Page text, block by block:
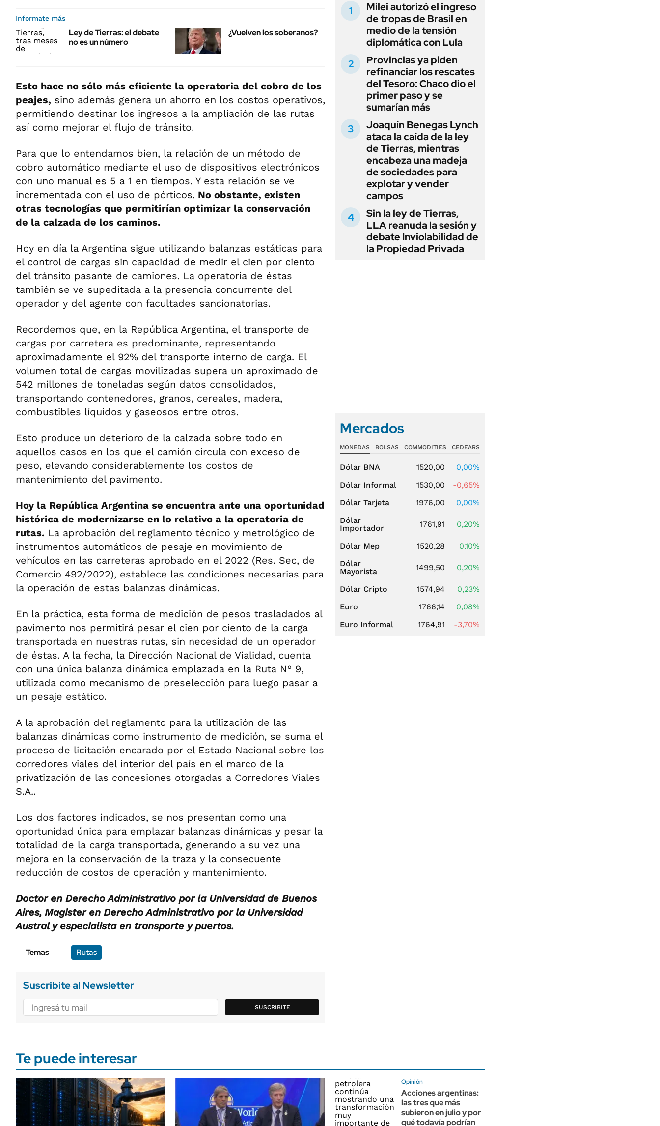
Informate más
Ley de Tierras: el debate
no es un número
¿Vuelven los soberanos?
Esto hace no sólo más eficiente la operatoria del cobro de los
peajes, sino además genera un ahorro en los costos operativos,
permitiendo destinar los ingresos a la ampliación de las rutas
así como mejorar el flujo de tránsito.
Para que lo entendamos bien, la relación de un método de
cobro automático mediante el uso de dispositivos electrónicos
con uno manual es 5 a 1 en tiempos. Y esta relación se ve
incrementada con el uso de pórticos. No obstante, existen
otras tecnologías que permitirían optimizar la conservación
de la calzada de los caminos.
Hoy en día la Argentina sigue utilizando balanzas estáticas para
el control de cargas sin capacidad de medir el cien por ciento
del tránsito pasante de camiones. La operatoria de éstas
también se ve supeditada a la presencia concurrente del
operador y del agente con facultades sancionatorias.
Recordemos que, en la República Argentina, el transporte de
cargas por carretera es predominante, representando
aproximadamente el 92% del transporte interno de carga. El
volumen total de cargas movilizadas supera un aproximado de
542 millones de toneladas según datos consolidados,
transportando contenedores, granos, cereales, madera,
combustibles líquidos y gaseosos entre otros.
Esto produce un deterioro de la calzada sobre todo en
aquellos casos en los que el camión circula con exceso de
peso, elevando considerablemente los costos de
mantenimiento del pavimento.
Hoy la República Argentina se encuentra ante una oportunidad
histórica de modernizarse en lo relativo a la operatoria de
rutas. La aprobación del reglamento técnico y metrológico de
instrumentos automáticos de pesaje en movimiento de
vehículos en las carreteras aprobado en el 2022 (Res. Sec, de
Comercio 492/2022), establece las condiciones necesarias para
la operación de estas balanzas dinámicas.
En la práctica, esta forma de medición de pesos trasladados al
pavimento nos permitirá pesar el cien por ciento de la carga
transportada en nuestras rutas, sin necesidad de un operador
de éstas. A la fecha, la Dirección Nacional de Vialidad, cuenta
con una única balanza dinámica emplazada en la Ruta N° 9,
utilizada como mecanismo de preselección para luego pasar a
un pesaje estático.
A la aprobación del reglamento para la utilización de las
balanzas dinámicas como instrumento de medición, se suma el
proceso de licitación encarado por el Estado Nacional sobre los
corredores viales del interior del país en el marco de la
privatización de las concesiones otorgadas a Corredores Viales
S.A..
Los dos factores indicados, se nos presentan como una
oportunidad única para emplazar balanzas dinámicas y pesar la
totalidad de la carga transportada, generando a su vez una
mejora en la conservación de la traza y la consecuente
reducción de costos de operación y mantenimiento.
Doctor en Derecho Administrativo por la Universidad de Buenos
Aires, Magister en Derecho Administrativo por la Universidad
Austral y especialista en transporte y puertos.
Temas Rutas
Suscribite al Newsletter
SUSCRIBITE
Milei autorizó el ingreso
de tropas de Brasil en
medio de la tensión
diplomática con Lula
Provincias ya piden
refinanciar los rescates
del Tesoro: Chaco dio el
primer paso y se
sumarían más
Joaquín Benegas Lynch
ataca la caída de la ley
de Tierras, mientras
encabeza una madeja
de sociedades para
explotar y vender
campos
Sin la ley de Tierras,
LLA reanuda la sesión y
debate Inviolabilidad de
la Propiedad Privada
Mercados
MONEDAS BOLSAS COMMODITIES CEDEARS
Dólar BNA 1520,00
0,00%
Dólar Informal
1530,00
-0,65%
Dólar Tarjeta
1976,00
0,00%
Dólar
Importador
1761,91 0,20%
Dólar Mep 1520,28
0,10%
Dólar
Mayorista
1499,50 0,20%
Dólar Cripto 1574,94
0,23%
Euro
1766,14
0,08%
Euro Informal
1764,91 -3,70%
Te puede interesar
Opinión
Acciones argentinas:
las tres que más
subieron en julio y por
qué todavía podrían